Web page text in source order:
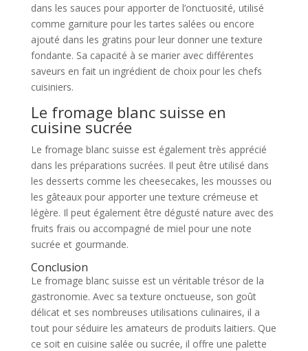
dans les sauces pour apporter de l’onctuosité, utilisé
comme garniture pour les tartes salées ou encore
ajouté dans les gratins pour leur donner une texture
fondante. Sa capacité à se marier avec différentes
saveurs en fait un ingrédient de choix pour les chefs
cuisiniers.
Le fromage blanc suisse en
cuisine sucrée
Le fromage blanc suisse est également très apprécié
dans les préparations sucrées. Il peut être utilisé dans
les desserts comme les cheesecakes, les mousses ou
les gâteaux pour apporter une texture crémeuse et
légère. Il peut également être dégusté nature avec des
fruits frais ou accompagné de miel pour une note
sucrée et gourmande.
Conclusion
Le fromage blanc suisse est un véritable trésor de la
gastronomie. Avec sa texture onctueuse, son goût
délicat et ses nombreuses utilisations culinaires, il a
tout pour séduire les amateurs de produits laitiers. Que
ce soit en cuisine salée ou sucrée, il offre une palette